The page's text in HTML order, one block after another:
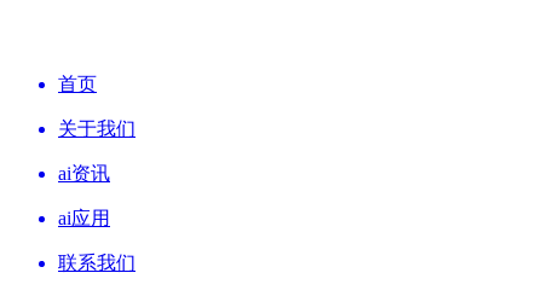
首页
关于我们
ai资讯
ai应用
联系我们